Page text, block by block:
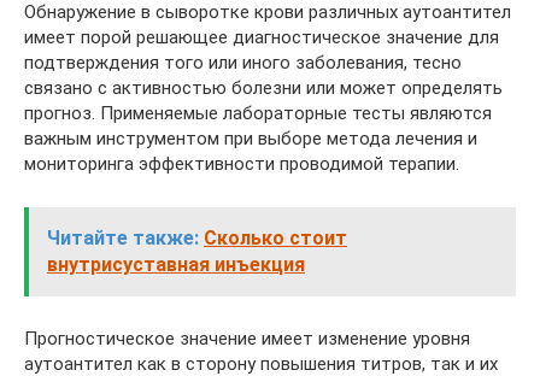
Обнаружение в сыворотке крови различных аутоантител
имеет порой решающее диагностическое значение для
подтверждения того или иного заболевания, тесно
связано с активностью болезни или может определять
прогноз. Применяемые лабораторные тесты являются
важным инструментом при выборе метода лечения и
мониторинга эффективности проводимой терапии.
Читайте также: Сколько стоит
внутрисуставная инъекция
Прогностическое значение имеет изменение уровня
аутоантител как в сторону повышения титров, так и их